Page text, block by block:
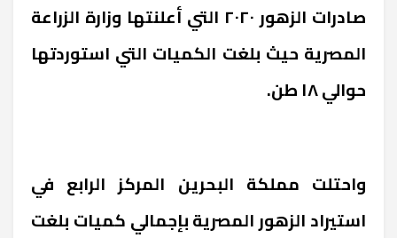
صادرات الزهور ٢٠٢٠ التي أعلنتها وزارة الزراعة
المصرية حيث بلغت الكميات التي استوردتها
حوالي ١٨ طن.
واحتلت مملكة البحرين المركز الرابع في
استيراد الزهور المصرية بإجمالي كميات بلغت